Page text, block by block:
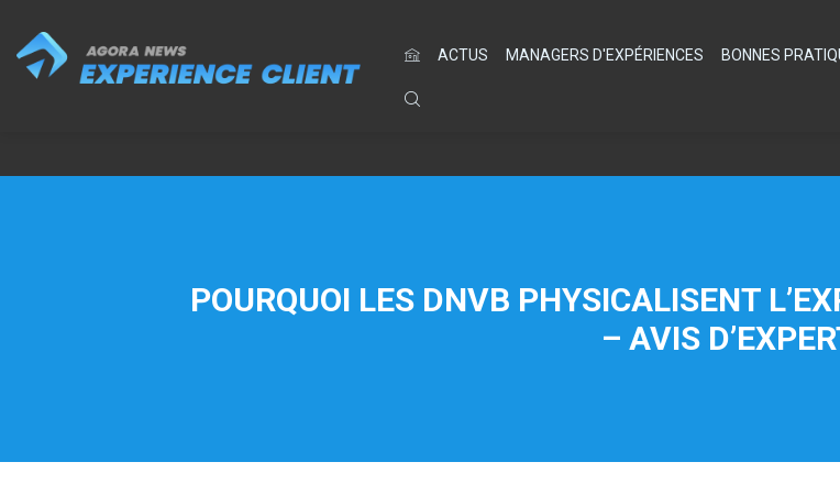
ACTUS MANAGERS D'EXPÉRIENCES BONNES
POURQUOI LES DNVB PHYSICALISENT
– AVIS